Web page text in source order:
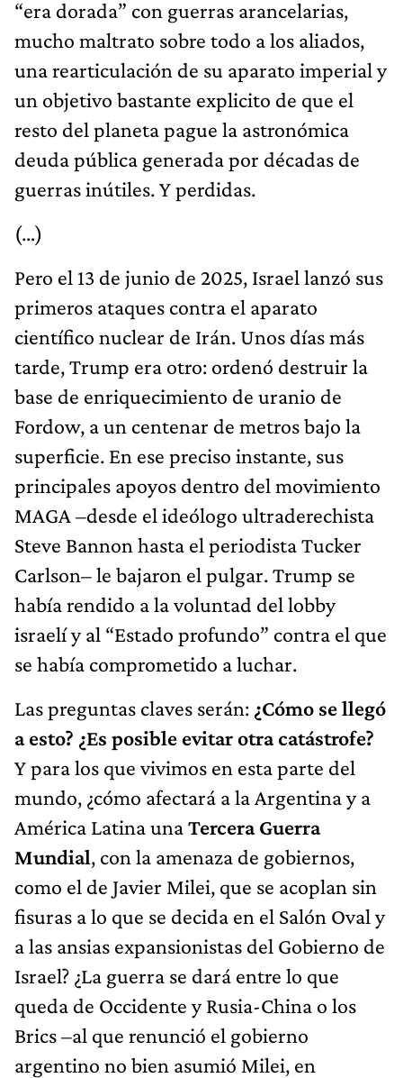
“era dorada” con guerras arancelarias,
mucho maltrato sobre todo a los aliados,
una rearticulación de su aparato imperial y
un objetivo bastante explicito de que el
resto del planeta pague la astronómica
deuda pública generada por décadas de
guerras inútiles. Y perdidas.
(…)
Pero el 13 de junio de 2025, Israel lanzó sus
primeros ataques contra el aparato
científico nuclear de Irán. Unos días más
tarde, Trump era otro: ordenó destruir la
base de enriquecimiento de uranio de
Fordow, a un centenar de metros bajo la
superficie. En ese preciso instante, sus
principales apoyos dentro del movimiento
MAGA –desde el ideólogo ultraderechista
Steve Bannon hasta el periodista Tucker
Carlson– le bajaron el pulgar. Trump se
había rendido a la voluntad del lobby
israelí y al “Estado profundo” contra el que
se había comprometido a luchar.
Las preguntas claves serán: ¿Cómo se llegó
a esto? ¿Es posible evitar otra catástrofe?
Y para los que vivimos en esta parte del
mundo, ¿cómo afectará a la Argentina y a
América Latina unaTercera Guerra
Mundial, con la amenaza de gobiernos,
como el de Javier Milei, que se acoplan sin
fisuras a lo que se decida en el Salón Oval y
a las ansias expansionistas del Gobierno de
Israel? ¿La guerra se dará entre lo que
queda de Occidente y Rusia-China o los
Brics –al que renunció el gobierno
argentino no bien asumió Milei, en